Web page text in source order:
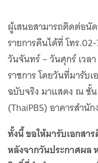
ผู้เสนอสามารถติดต่อนั
รายการคืนได้ที่ โทร
วันจันทร์ – วันศุกร์ เวล
ราชการ โดยวันที่มารับ
ฉบับจริง มาแสดง ณ ชั้
(ThaiPBS) อาคารสำนั
ทั้งนี้ ขอให้มารับเอกสา
หลังจากวันประกาศผล